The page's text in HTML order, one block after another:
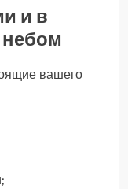
и в
вашего